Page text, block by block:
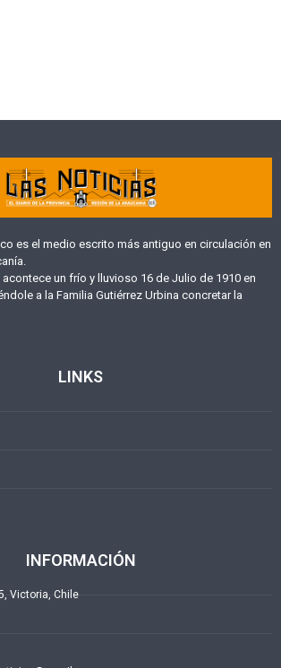
es el medio escrito más antiguo en circulación en
un frío y lluvioso 16 de Julio de 1910 en
a la Familia Gutiérrez Urbina concretar la
LINKS
INFORMACIÓN
Victoria, Chile